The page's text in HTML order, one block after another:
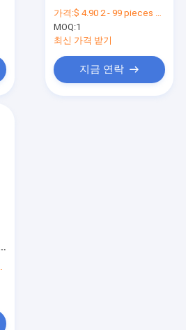
가격:$ 4.90 2 - 99 pieces $2.90 100 - 999 pieces $0.90>= 1000 pieces
MOQ:1
최신 가격 받기
지금 연락